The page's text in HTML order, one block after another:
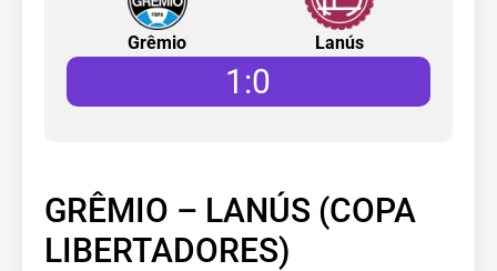
Grêmio Lanús
1 :0
GRÊMIO – LANÚS (COPA
LIBERTADORES)